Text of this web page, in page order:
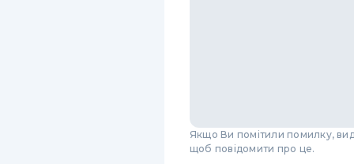
Якщо Ви помітили помилку,
щоб повідомити про це.